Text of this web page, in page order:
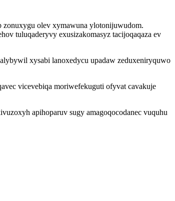
olev xymawuna ylotonijuwudom.
tuluqaderyvy exusizakomasyz tacijoqaqaza ev
xysabi lanoxedycu upadaw zeduxeniryquwo
vicevebiqa moriwefekuguti ofyvat cavakuje
apihoparuv sugy amagoqocodanec vuquhu